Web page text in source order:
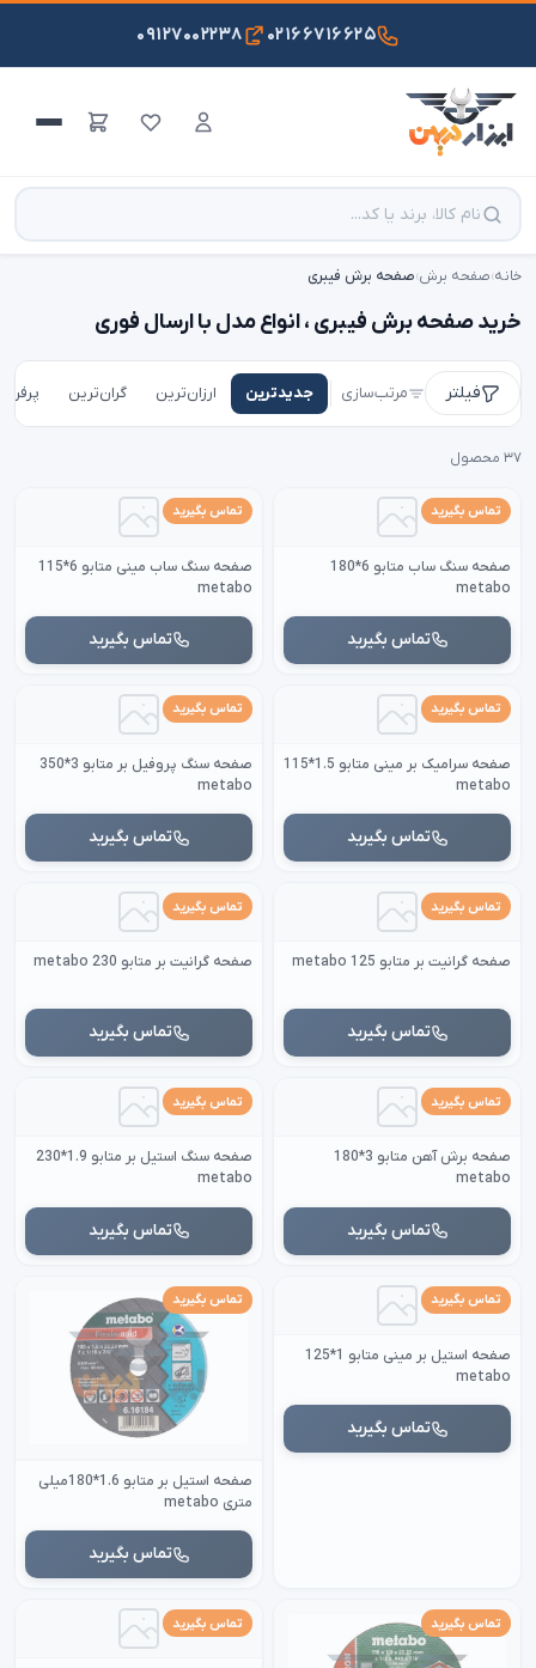
۰۲۱۶۶۷۱۶۶۲۵ ۰۹۱۲۷۰۰۲۲۳۸
خانه›صفحه برش›صفحه برش فیبری
خرید صفحه برش فیبری ، انواع مدل با ارسال فوری
فیلتر مرتب‌سازی جدیدترین ارزان‌ترین گران‌ترین
۳۷ محصول
تماس بگیرید
صفحه سنگ ساب متابو 6*180
metabo
تماس بگیرید
تماس بگیرید
صفحه سنگ ساب مینی متابو 6*115
metabo
تماس بگیرید
تماس بگیرید
صفحه سرامیک بر مینی متابو 1.5*115
metabo
تماس بگیرید
تماس بگیرید
صفحه سنگ پروفیل بر متابو 3*350
metabo
تماس بگیرید
تماس بگیرید
صفحه گرانیت بر متابو 125 metabo
تماس بگیرید
تماس بگیرید
صفحه گرانیت بر متابو 230 metabo
تماس بگیرید
تماس بگیرید
صفحه برش آهن متابو 3*180
metabo
تماس بگیرید
تماس بگیرید
صفحه سنگ استیل بر متابو 1.9*230
metabo
تماس بگیرید
تماس بگیرید
صفحه استیل بر مینی متابو 1*125
metabo
تماس بگیرید
تماس بگیرید
صفحه استیل بر متابو 1.6*180میلی
متری metabo
تماس بگیرید
تماس بگیرید تماس بگیرید